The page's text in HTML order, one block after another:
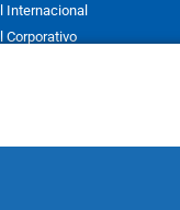
Internacional
Corporativo
los
D.R.A. Prohibida
in whole or in